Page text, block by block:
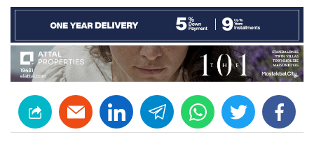
facebook
twitter
whats
telegram
linkedin